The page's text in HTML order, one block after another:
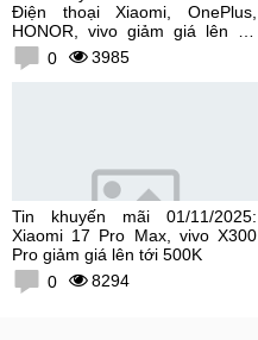
Điện thoại Xiaomi, OnePlus,
HONOR, vivo giảm giá lên tới
300K0 3985
Tin khuyến mãi 01/11/2025:
Xiaomi 17 Pro Max, vivo X300
Pro giảm giá lên tới 500K
0
8294